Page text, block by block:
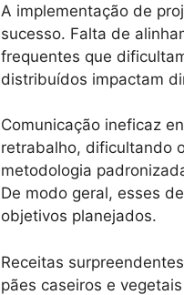
A implementação de
sucesso. Falta de
frequentes que
distribuídos impactam
Comunicação ineficaz
retrabalho, dificultando
metodologia
De modo geral, esses
objetivos planejados.
Receitas
pães caseiros e